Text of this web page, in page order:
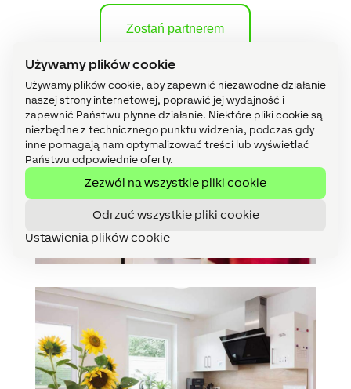
Używamy plików cookie
Używamy plików cookie, aby zapewnić niezawodne działanie
naszej strony internetowej, poprawić jej wydajność i
zapewnić Państwu płynne działanie. Niektóre pliki cookie są
niezbędne z technicznego punktu widzenia, podczas gdy
inne pomagają nam optymalizować treści lub wyświetlać
Państwu odpowiednie oferty.
Zezwól na wszystkie pliki cookie
Odrzuć wszystkie pliki cookie
Ustawienia plików cookie
Zostań partnerem